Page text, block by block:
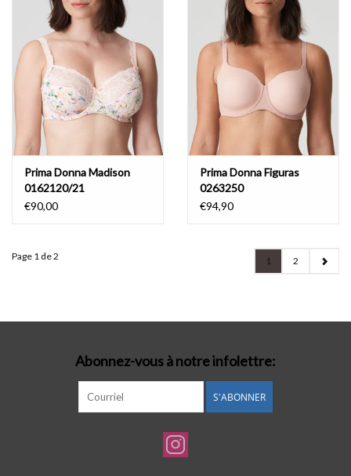
Prima Donna Madison
0162120/21
€90,00
Prima Donna Figuras
0263250
€94,90
Page 1 de 2 1 2
Abonnez-vous à notre infolettre:
S'ABONNER